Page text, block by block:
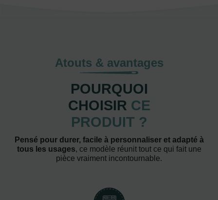
Atouts & avantages
POURQUOI
CHOISIR CE
PRODUIT ?
Pensé pour durer, facile à personnaliser et adapté à
tous les usages, ce modèle réunit tout ce qui fait une
pièce vraiment incontournable.